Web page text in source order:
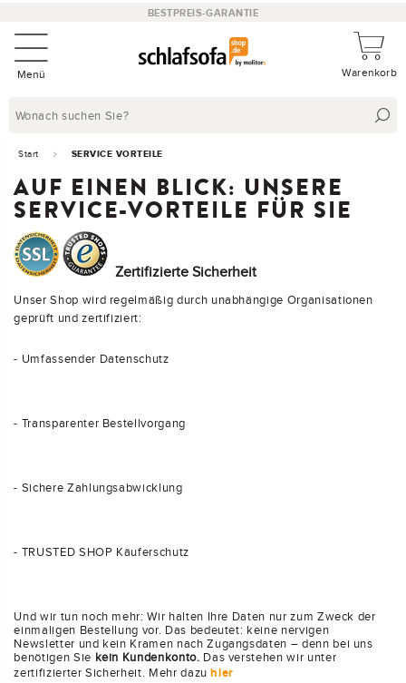
BESTPREIS-GARANTIE
Menü Warenkorb
Start SERVICE VORTEILE
AUF EINEN BLICK: UNSERE
SERVICE-VORTEILE FÜR SIE
Zertifizierte Sicherheit
Unser Shop wird regelmäßig durch unabhängige Organisationen
geprüft und zertifiziert:
- Umfassender Datenschutz
- Transparenter Bestellvorgang
- Sichere Zahlungsabwicklung
- TRUSTED SHOP Käuferschutz
Und wir tun noch mehr: Wir halten Ihre Daten nur zum Zweck der
einmaligen Bestellung vor. Das bedeutet: keine nervigen
Newsletter und kein Kramen nach Zugangsdaten – denn bei uns
benötigen Sie kein Kundenkonto. Das verstehen wir unter
zertifizierter Sicherheit. Mehr dazuhier